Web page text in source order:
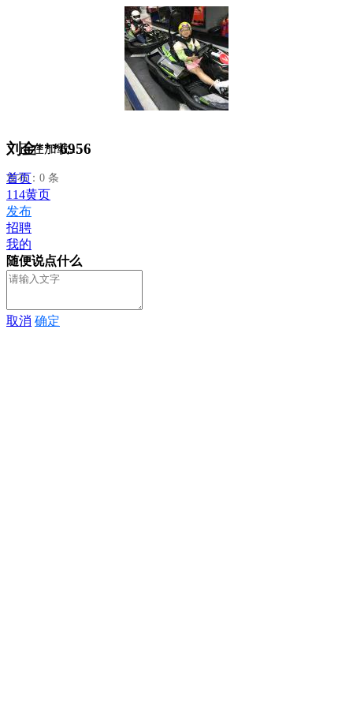
刘金***6956
发布：0 条
正在加载...
首页
114黄页
发布
招聘
我的
随便说点什么
取消 确定